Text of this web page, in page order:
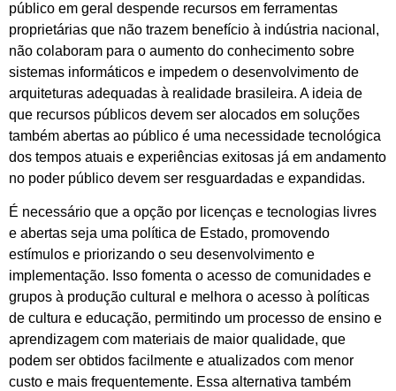
público em geral despende recursos em ferramentas
proprietárias que não trazem benefício à indústria nacional,
não colaboram para o aumento do conhecimento sobre
sistemas informáticos e impedem o desenvolvimento de
arquiteturas adequadas à realidade brasileira. A ideia de
que recursos públicos devem ser alocados em soluções
também abertas ao público é uma necessidade tecnológica
dos tempos atuais e experiências exitosas já em andamento
no poder público devem ser resguardadas e expandidas.
É necessário que a opção por licenças e tecnologias livres
e abertas seja uma política de Estado, promovendo
estímulos e priorizando o seu desenvolvimento e
implementação. Isso fomenta o acesso de comunidades e
grupos à produção cultural e melhora o acesso à políticas
de cultura e educação, permitindo um processo de ensino e
aprendizagem com materiais de maior qualidade, que
podem ser obtidos facilmente e atualizados com menor
custo e mais frequentemente. Essa alternativa também